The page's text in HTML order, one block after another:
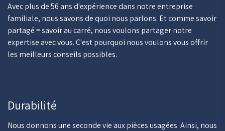
Avec plus de 56 ans d'expérience dans notre entreprise
familiale, nous savons de quoi nous parlons. Et comme savoir
partagé = savoir au carré, nous voulons partager notre
expertise avec vous. C'est pourquoi nous voulons vous offrir
les meilleurs conseils possibles.
Durabilité
Nous donnons une seconde vie aux pièces usagées. Ainsi, nous